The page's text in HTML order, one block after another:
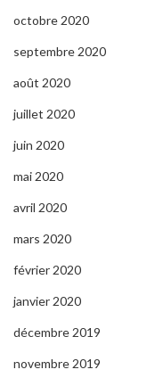
octobre 2020
septembre 2020
août 2020
juillet 2020
juin 2020
mai 2020
avril 2020
mars 2020
février 2020
janvier 2020
décembre 2019
novembre 2019